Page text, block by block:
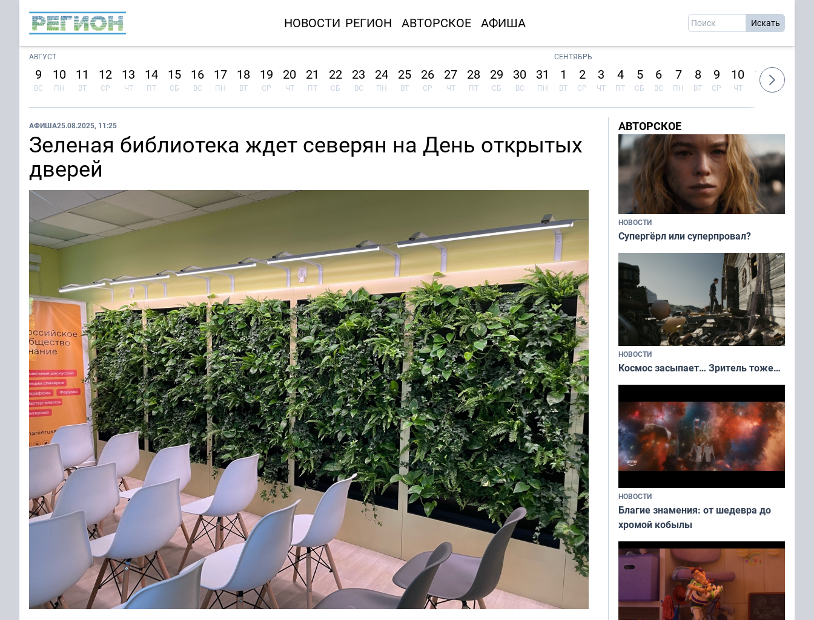
НОВОСТИ РЕГИОН АВТОРСКОЕ АФИША
АВГУСТ
9
ВС
10
ПН
11
ВТ
12
СР
13
ЧТ
14
ПТ
15
СБ
16
ВС
17
ПН
18
ВТ
19
СР
20
ЧТ
21
ПТ
22
СБ
23
ВС
24
ПН
25
ВТ
26
СР
27
ЧТ
28
ПТ
29
СБ
30
ВС
31
ПН
СЕНТЯБРЬ
1
ВТ
2
СР
3
ЧТ
4
ПТ
5
СБ
6
ВС
7
ПН
8
ВТ
9
СР
10
ЧТ
11
ПТ
12
СБ
АФИША25.08.2025, 11:25
Зеленая библиотека ждет северян на День открытых
дверей
АВТОРСКОЕ
НОВОСТИ
Супергёрл или суперпровал?
НОВОСТИ
Космос засыпает… Зритель тоже…
НОВОСТИ
Благие знамения: от шедевра до
хромой кобылы